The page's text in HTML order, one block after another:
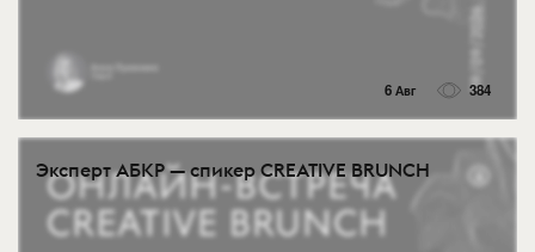
6 Авг 384
Эксперт АБКР — спикер CREATIVE BRUNCH